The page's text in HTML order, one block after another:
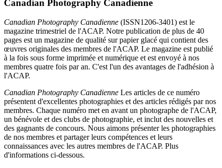
Canadian Photography Canadienne
Canadian Photography Canadienne (ISSN1206-3401) est le
magazine trimestriel de l'ACAP. Notre publication de plus de 40
pages est un magazine de qualité sur papier glacé qui contient des
œuvres originales des membres de l'ACAP. Le magazine est publié
à la fois sous forme imprimée et numérique et est envoyé à nos
membres quatre fois par an. C'est l'un des avantages de l'adhésion à
l'ACAP.
Canadian Photography Canadienne Les articles de ce numéro
présentent d'excellentes photographies et des articles rédigés par nos
membres. Chaque numéro met en avant un photographe de l'ACAP,
un bénévole et des clubs de photographie, et inclut des nouvelles et
des gagnants de concours. Nous aimons présenter les photographies
de nos membres et partager leurs compétences et leurs
connaissances avec les autres membres de l'ACAP. Plus
d'informations ci-dessous.